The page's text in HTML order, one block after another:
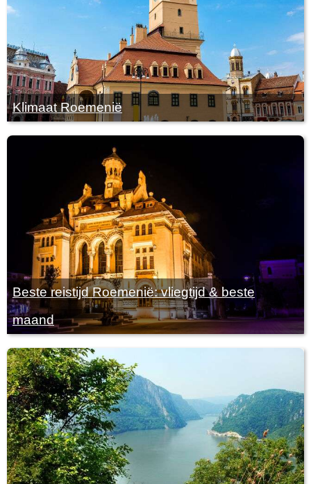
Klimaat Roemenië
Beste reistijd Roemenië: vliegtijd & beste
maand